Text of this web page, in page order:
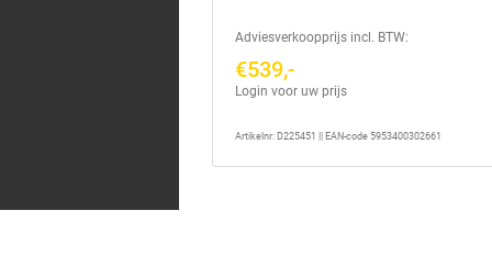
Adviesverkoopprijs incl. BTW:
€539,-
Login voor uw prijs
Artikelnr: D225451 || EAN-code 5953400302661